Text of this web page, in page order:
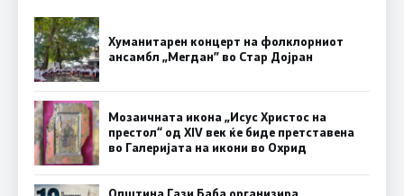
Хуманитарен концерт на фолклорниот
ансамбл „Мегдан” во Стар Дојран
Мозаичната икона „Исус Христос на
престол“ од XIV век ќе биде претставена
во Галеријата на икони во Охрид